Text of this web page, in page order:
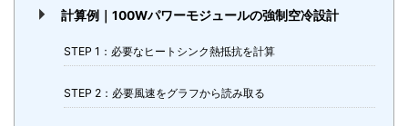
計算例｜100Wパワーモジュールの強制空冷設計
STEP 1：必要なヒートシンク熱抵抗を計算
STEP 2：必要風速をグラフから読み取る